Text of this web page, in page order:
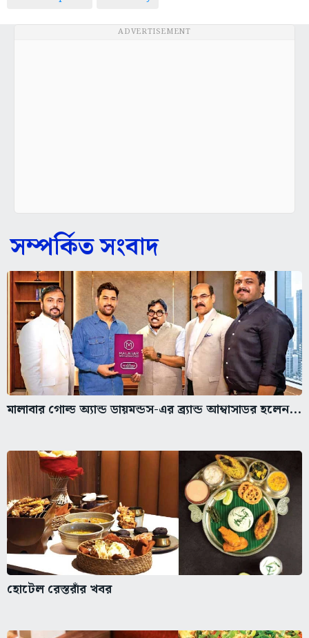
ADVERTISEMENT
সম্পর্কিত সংবাদ
মালাবার গোল্ড অ্যান্ড ডায়মন্ডস-এর ব্র্যান্ড আম্বাসাডর হলেন...
হোটেল রেস্তরাঁর খবর